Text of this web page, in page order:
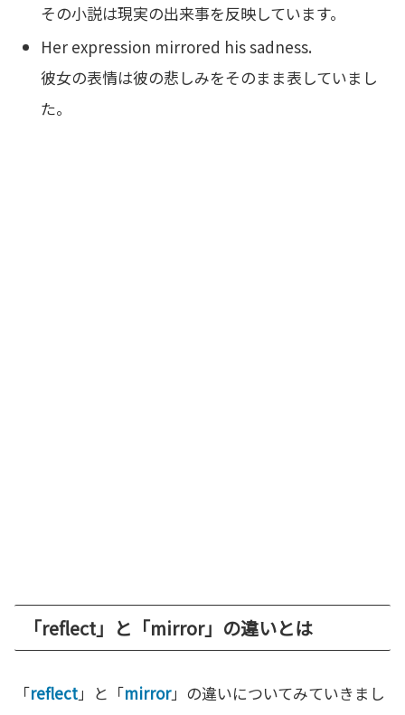
その小説は現実の出来事を反映しています。
Her expression mirrored his sadness.
彼女の表情は彼の悲しみをそのまま表していまし
た。
「reflect」と「mirror」の違いとは
「reflect」と「mirror」の違いについてみていきまし